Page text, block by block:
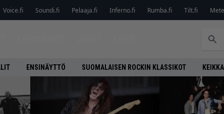
Voice.fi Soundi.fi Pelaaja.fi Inferno.fi Rumba.fi Tilt.fi
ENSINÄYTTÖ SUOMALAISEN ROCKIN KLASSIKOT KEIKKA